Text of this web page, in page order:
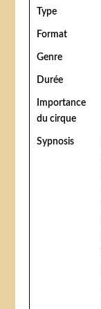
Type
Format
Genre
Durée
Importance
du cirque
Sypnosis